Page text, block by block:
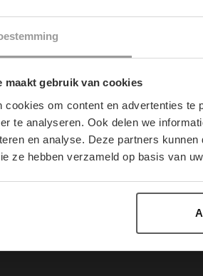
maakt gebruik van cookies
cookies om content en advertenties
te analyseren. Ook delen we
en analyse. Deze partners
ze hebben verzameld op basis van